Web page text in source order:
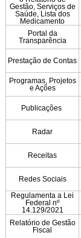
Gestão, Serviços de
Saúde, Lista dos
Medicamento
Portal da
Transparência
Prestação de Contas
Programas, Projetos
e Ações
Publicações
Radar
Receitas
Redes Sociais
Regulamenta a Lei
Federal nº
14.129/2021
Relatório de Gestão
Fiscal